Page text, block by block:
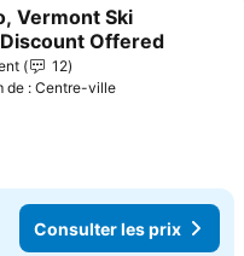
à mes favoris
Vermont Ski
Offered
12
de : Centre-ville
Consulter les prix